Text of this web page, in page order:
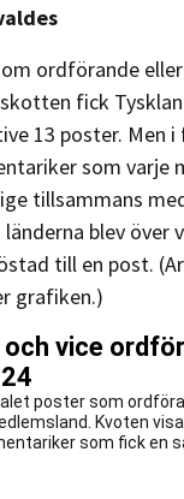
ordförande
fick
13 poster. Men
som varje
tillsammans
blev över
till en post.
grafiken.)